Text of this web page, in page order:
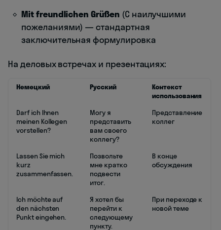
Mit freundlichen Grüßen (С наилучшими
пожеланиями) — стандартная
заключительная формулировка
На деловых встречах и презентациях:
Немецкий Русский
Контекст
использования
Darf ich Ihnen
meinen Kollegen
vorstellen?
Могу я
представить
вам своего
коллегу?
Представление
коллег
Lassen Sie mich
kurz
zusammenfassen.
Позвольте
мне кратко
подвести
итог.
В конце
обсуждения
Ich möchte auf
den nächsten
Punkt eingehen.
Я хотел бы
перейти к
следующему
пункту.
При переходе к
новой теме